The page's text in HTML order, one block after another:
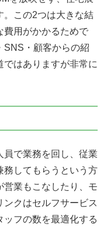
。この2つは大きな結
費用がかかるためで
SNS・顧客からの紹
ではありますが非常に
員で業務を回し、従業
務してもらう という方
業もこなしたり、モ
クはセルフサービス
フの数を最適化する